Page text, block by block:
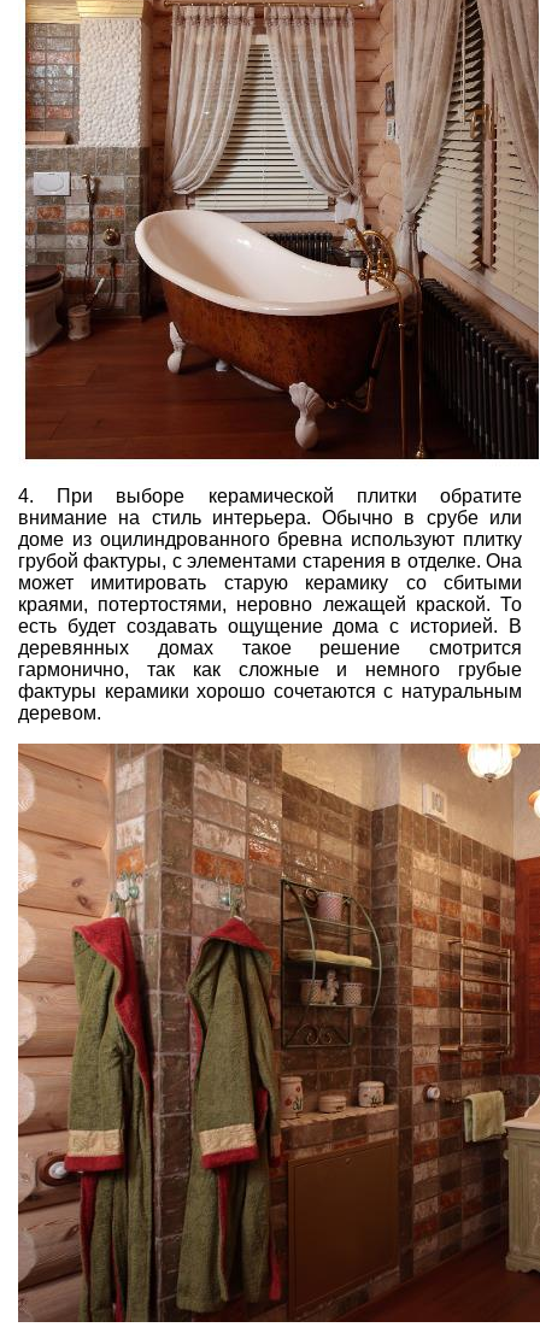
4. При выборе керамической плитки обратите
внимание на стиль интерьера. Обычно в срубе или
доме из оцилиндрованного бревна используют плитку
грубой фактуры, с элементами старения в отделке. Она
может имитировать старую керамику со сбитыми
краями, потертостями, неровно лежащей краской. То
есть будет создавать ощущение дома с историей. В
деревянных домах такое решение смотрится
гармонично, так как сложные и немного грубые
фактуры керамики хорошо сочетаются с натуральным
деревом.